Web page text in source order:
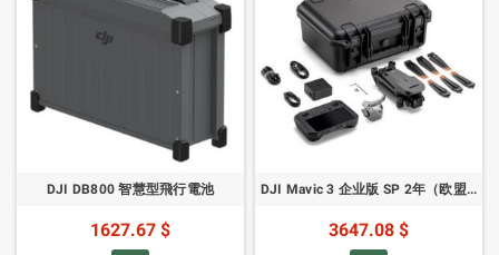
DJI DB800 智慧型飛行電池
1627.67 $
DJI Mavic 3 企业版 SP 2年（欧盟 C1）（CB.202503242886）
3647.08 $